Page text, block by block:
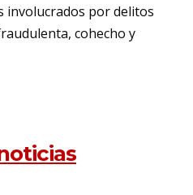
involucrados por delitos
cohecho y